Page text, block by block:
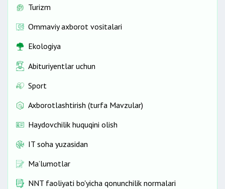
Turizm
Ommaviy axborot vositalari
Ekologiya
Abituriyentlar uchun
Sport
Axborotlashtirish (turfa Mavzular)
Haydovchilik huquqini olish
IT soha yuzasidan
Ma’lumotlar
NNT faoliyati bo'yicha qonunchilik normalari